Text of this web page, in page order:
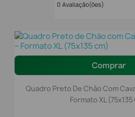
0 Avaliação(ões)
Comprar
Quadro Preto De Chão Com
Formato XL (75x135